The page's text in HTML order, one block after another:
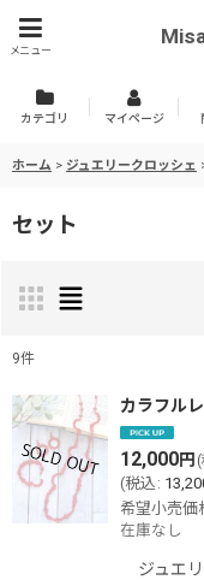
メニュー
カテゴリ マイページ
ホーム > ジュエリークロッシェ
セット
表示数
並び順:
9件
カラフル
12,000円
(税込 :
希望小売価
在庫なし
ジュエ